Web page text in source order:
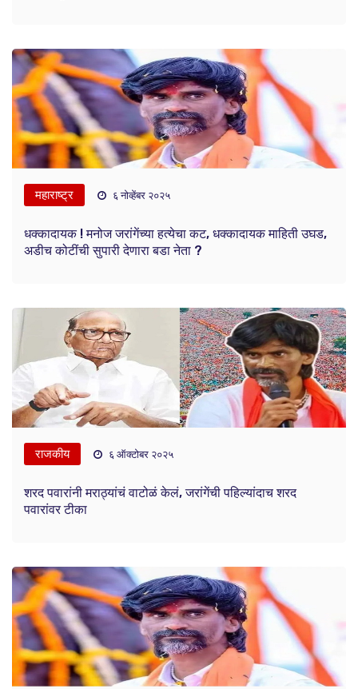
महाराष्ट्र ६ नोव्हेंबर २०२५
धक्कादायक ! मनोज जरांगेंच्या हत्येचा कट, धक्कादायक माहिती उघड,
अडीच कोटींची सुपारी देणारा बडा नेता ?
राजकीय ६ ऑक्टोबर २०२५
शरद पवारांनी मराठ्यांचं वाटोळं केलं, जरांगेंची पहिल्यांदाच शरद
पवारांवर टीका